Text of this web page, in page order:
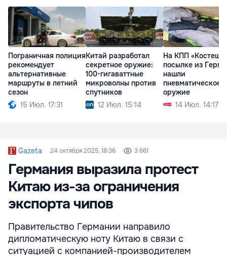
Пограничная полиция
рекомендует
альтернативные
маршруты в летний
сезон
15 Июл. 17:31
Китай разработал
секретное оружие:
100-гигаваттные
микроволны против
спутников
12 Июл. 15:14
На КПП
посылке из
нашли
пневматическое
оружие
14 Июл. 14:17
Gazeta 24 октября 2025, 18:36 3 661
Германия выразила протест
Китаю из-за ограничения
экспорта чипов
Правительство Германии направило
дипломатическую ноту Китаю в связи с
ситуацией с компанией-производителем